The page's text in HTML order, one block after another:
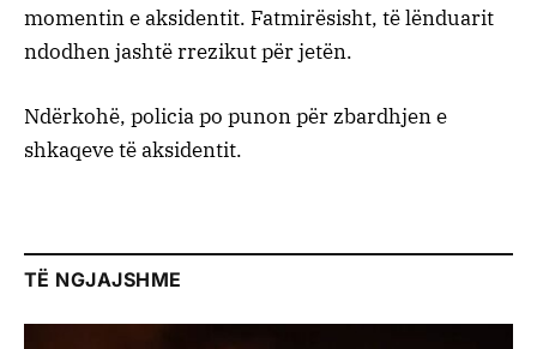
momentin e aksidentit. Fatmirësisht, të lënduarit
ndodhen jashtë rrezikut për jetën.
Ndërkohë, policia po punon për zbardhjen e
shkaqeve të aksidentit.
TË NGJAJSHME